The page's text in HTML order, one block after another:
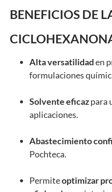
BENEFICIOS DE
Alta versatilidaden
formulaciones
Solvente eficazpara
aplicaciones.
Abastecimiento
Pochteca.
Permiteoptimizar